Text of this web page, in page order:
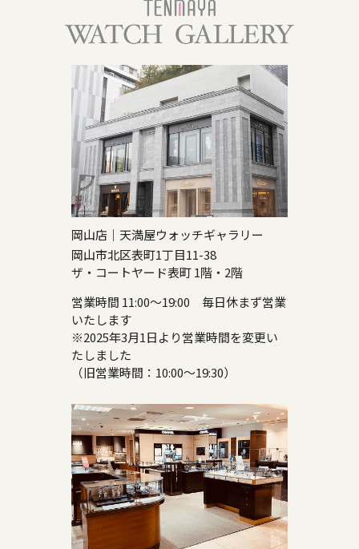
岡山店｜天満屋ウォッチギャラリー
岡山市北区表町1丁目11-38
ザ・コートヤード表町 1階・2階
営業時間 11:00～19:00 毎日休まず営業
いたします
※2025年3月1日より営業時間を変更い
たしました
（旧営業時間：10:00～19:30）